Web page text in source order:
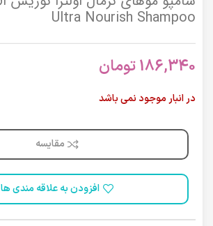
Ultra Nourish Shampoo
186,340تومان
در انبار موجود نمی باشد
مقایسه
افزودن به علاقه مندی ها